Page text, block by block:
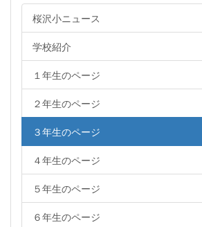
桜沢小ニュース
学校紹介
１年生のページ
２年生のページ
３年生のページ
４年生のページ
５年生のページ
６年生のページ